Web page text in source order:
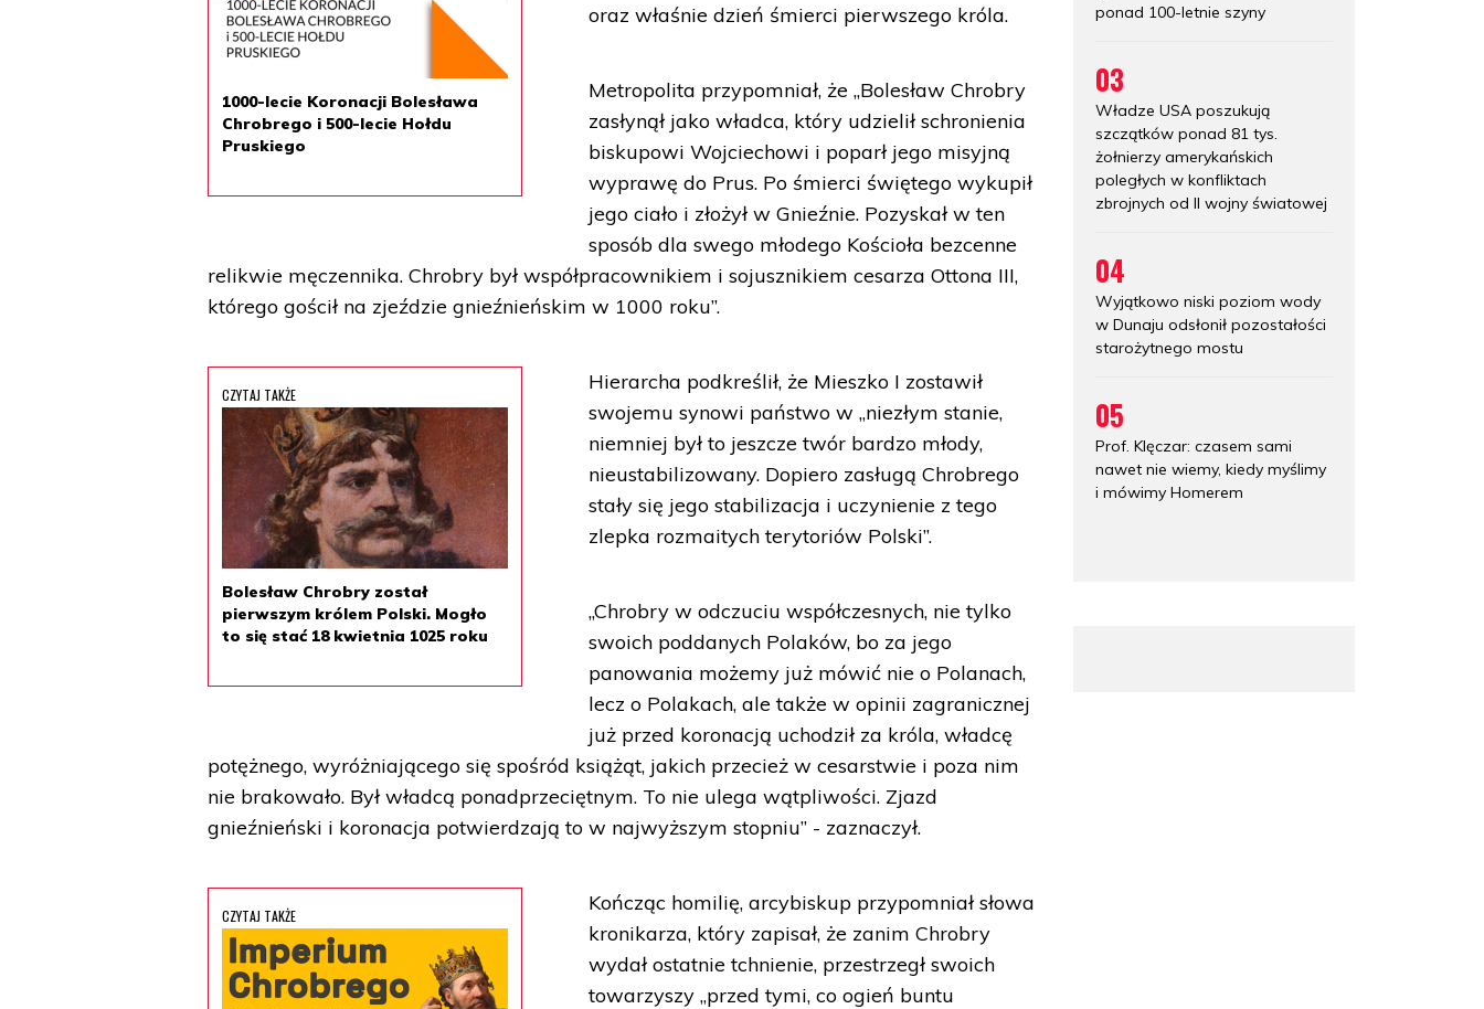
1000-lecie Koronacji Bolesława
Chrobrego i 500-lecie Hołdu
Pruskiego
oraz właśnie dzień śmierci pierwszego króla.
Metropolita przypomniał, że „Bolesław Chrobry
zasłynął jako władca, który udzielił schronienia
biskupowi Wojciechowi i poparł jego misyjną
wyprawę do Prus. Po śmierci świętego wykupił
jego ciało i złożył w Gnieźnie. Pozyskał w ten
sposób dla swego młodego Kościoła bezcenne
relikwie męczennika. Chrobry był współpracownikiem i sojusznikiem cesarza Ottona III,
którego gościł na zjeździe gnieźnieńskim w 1000 roku”.
CZYTAJ TAKŻE
Bolesław Chrobry został
pierwszym królem Polski. Mogło
to się stać 18 kwietnia 1025 roku
Hierarcha podkreślił, że Mieszko I zostawił
swojemu synowi państwo w „niezłym stanie,
niemniej był to jeszcze twór bardzo młody,
nieustabilizowany. Dopiero zasługą Chrobrego
stały się jego stabilizacja i uczynienie z tego
zlepka rozmaitych terytoriów Polski”.
„Chrobry w odczuciu współczesnych, nie tylko
swoich poddanych Polaków, bo za jego
panowania możemy już mówić nie o Polanach,
lecz o Polakach, ale także w opinii zagranicznej
już przed koronacją uchodził za króla, władcę
potężnego, wyróżniającego się spośród książąt, jakich przecież w cesarstwie i poza nim
nie brakowało. Był władcą ponadprzeciętnym. To nie ulega wątpliwości. Zjazd
gnieźnieński i koronacja potwierdzają to w najwyższym stopniu” - zaznaczył.
CZYTAJ TAKŻE
Kończąc homilię, arcybiskup przypomniał słowa
kronikarza, który zapisał, że zanim Chrobry
wydał ostatnie tchnienie, przestrzegł swoich
towarzyszy „przed tymi, co ogień buntu
ponad 100-letnie szyny
03
Władze USA poszukują
szczątków ponad 81 tys.
żołnierzy amerykańskich
poległych w konfliktach
zbrojnych od II wojny światowej
04
Wyjątkowo niski poziom wody
w Dunaju odsłonił pozostałości
starożytnego mostu
05
Prof. Klęczar: czasem sami
nawet nie wiemy, kiedy myślimy
i mówimy Homerem